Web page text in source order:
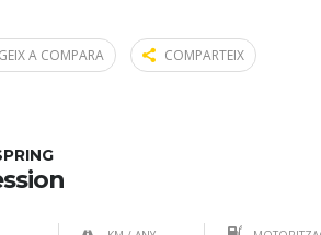
A COMPARA COMPARTEIX